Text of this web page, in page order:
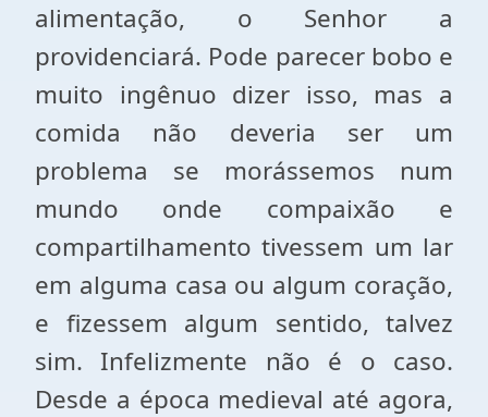
alimentação, o Senhor a
providenciará. Pode parecer bobo e
muito ingênuo dizer isso, mas a
comida não deveria ser um
problema se morássemos num
mundo onde compaixão e
compartilhamento tivessem um lar
em alguma casa ou algum coração,
e fizessem algum sentido, talvez
sim. Infelizmente não é o caso.
Desde a época medieval até agora,